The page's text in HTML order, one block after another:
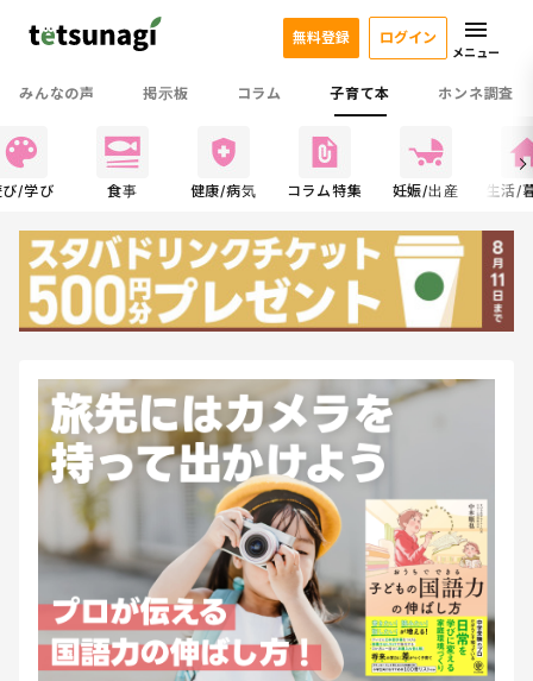
みんなの声 掲示板 コラム 子育て本 ホンネ調査
無料登録 ログイン
メニュー
び/学び 食事 健康/病気 コラム特集 妊娠/出産 生活/